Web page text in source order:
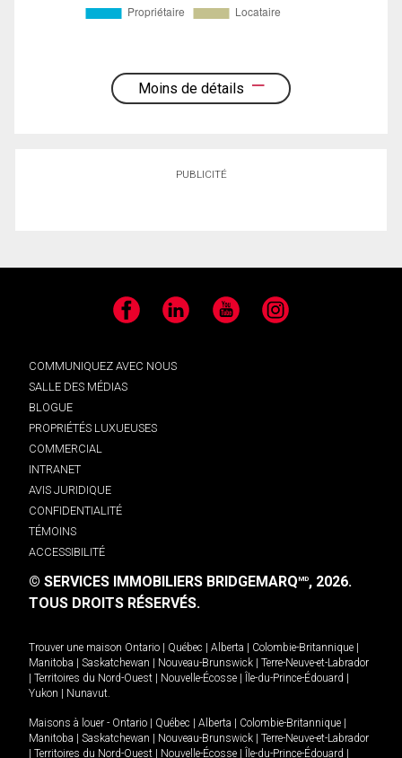
Moins de détails
PUBLICITÉ
Facebook LinkedIn YouTube Instagram
COMMUNIQUEZ AVEC NOUS
SALLE DES MÉDIAS
BLOGUE
PROPRIÉTÉS LUXUEUSES
COMMERCIAL
INTRANET
AVIS JURIDIQUE
CONFIDENTIALITÉ
TÉMOINS
ACCESSIBILITÉ
© SERVICES IMMOBILIERS BRIDGEMARQMD, 2026.
TOUS DROITS RÉSERVÉS.
Trouver une maison Ontario Québec Alberta Colombie-Britannique
Manitoba
Saskatchewan Nouveau-Brunswick
Terre-Neuve-et-Labrador
Territoires du Nord-Ouest Nouvelle-Écosse Île-du-Prince-Édouard
Yukon
Nunavut.
Maisons à louer - Ontario Québec Alberta Colombie-Britannique
Manitoba
Saskatchewan Nouveau-Brunswick
Terre-Neuve-et-Labrador
Territoires du Nord-Ouest Nouvelle-Écosse Île-du-Prince-Édouard